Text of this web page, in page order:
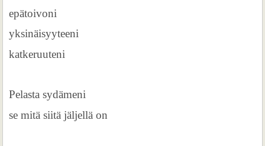
epätoivoni
yksinäisyyteeni
katkeruuteni
Pelasta sydämeni
se mitä siitä jäljellä on